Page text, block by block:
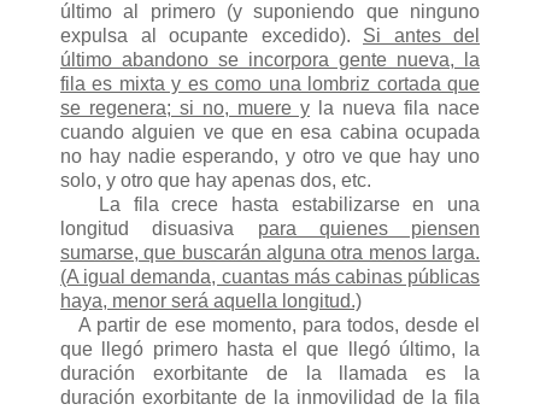
último al primero (y suponiendo que ninguno
expulsa al ocupante excedido). Si antes del
último abandono se incorpora gente nueva, la
fila es mixta y es como una lombriz cortada que
se regenera; si no, muere y la nueva fila nace
cuando alguien ve que en esa cabina ocupada
no hay nadie esperando, y otro ve que hay uno
solo, y otro que hay apenas dos, etc.
La fila crece hasta estabilizarse en una
longitud disuasiva para quienes piensen
sumarse, que buscarán alguna otra menos larga.
(A igual demanda, cuantas más cabinas públicas
haya, menor será aquella longitud.)
A partir de ese momento, para todos, desde el
que llegó primero hasta el que llegó último, la
duración exorbitante de la llamada es la
duración exorbitante de la inmovilidad de la fila